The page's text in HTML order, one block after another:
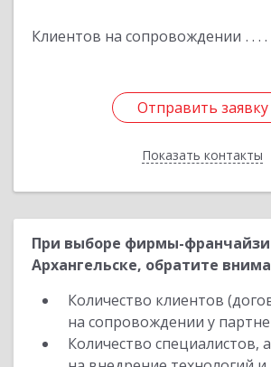
Клиентов на сопровождении
Отправить заявку
Показать контакты
Отправить заявку
Назад
При выборе фирмы-франчайзи
Архангельске, обратите
Количество клиентов
на сопровождении у
Количество специалистов,